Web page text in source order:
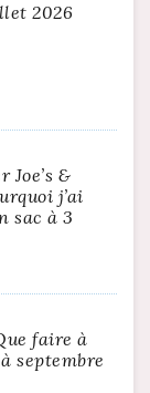
2026
&
j’ai
sac à 3
faire à
septembre